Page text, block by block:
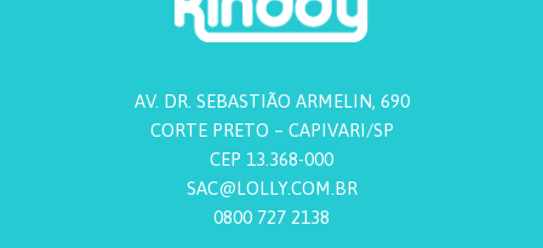
AV. DR. SEBASTIÃO ARMELIN, 690
CORTE PRETO – CAPIVARI/SP
CEP 13.368-000
SAC@LOLLY.COM.BR
0800 727 2138